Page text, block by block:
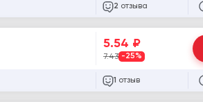
2 отзыва
5.54 ₽
7.43 -25%
1 отзыв